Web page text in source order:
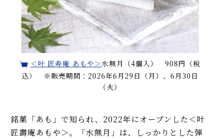
＜叶 匠寿庵 あもや＞水無月（4個入） 908円（税
込） ※販売期間：2026年6月29日（月）、6月30日
（火）
銘菓「あも」で知られ、2022年にオープンした＜叶
匠壽庵あもや＞。「水無月」は、しっかりとした弾